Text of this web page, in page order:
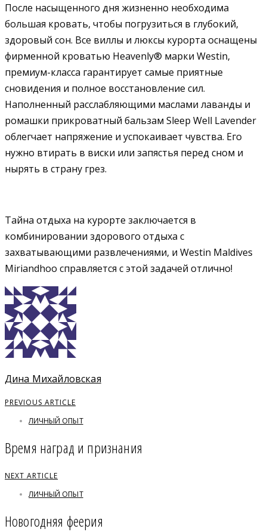
После насыщенного дня жизненно необходима
большая кровать, чтобы погрузиться в глубокий,
здоровый сон. Все виллы и люксы курорта оснащены
фирменной кроватью Heavenly® марки Westin,
премиум-класса гарантирует самые приятные
сновидения и полное восстановление сил.
Наполненный расслабляющими маслами лаванды и
ромашки прикроватный бальзам Sleep Well Lavender
облегчает напряжение и успокаивает чувства. Его
нужно втирать в виски или запястья перед сном и
нырять в страну грез.
Тайна отдыха на курорте заключается в
комбинировании здорового отдыха с
захватывающими развлечениями, и Westin Maldives
Miriandhoo справляется с этой задачей отлично!
Дина Михайловская
PREVIOUS ARTICLE
ЛИЧНЫЙ ОПЫТ
Время наград и признания
NEXT ARTICLE
ЛИЧНЫЙ ОПЫТ
Новогодняя феерия